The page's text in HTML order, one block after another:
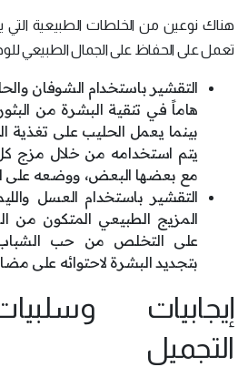
هناك نوعين من الخلطات الطبيعية التي
تعمل على الحفاظ على الجمال الطبيعي
التقشير باستخدام الشوفان
هاماً في تنقية البشرة من
بينما يعمل الحليب على تغذية
يتم استخدامه من خلال مزج
مع بعضها البعض، ووضعه على الوجه
التقشير باستخدام العسل
المزيج الطبيعي المتكون من
على التخلص من حب الشباب
بتجديد البشرة لاحتوائه على مضاد
إيجابيات
التجميل